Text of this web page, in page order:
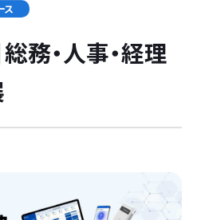
ス
総務・人事・経理